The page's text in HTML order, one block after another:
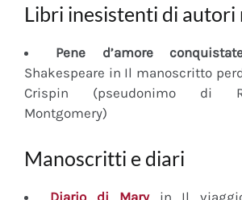
Libri inesistenti di autori
Pene d’amore
Shakespeare in Il manoscritto
Crispin (pseudonimo di
Montgomery)
Manoscritti e diari
Diariodi Maryin Il